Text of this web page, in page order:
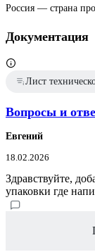
Россия — страна
Документация
Вопросы и
Евгений
18.02.2026
Здравствуйте,
упаковки где